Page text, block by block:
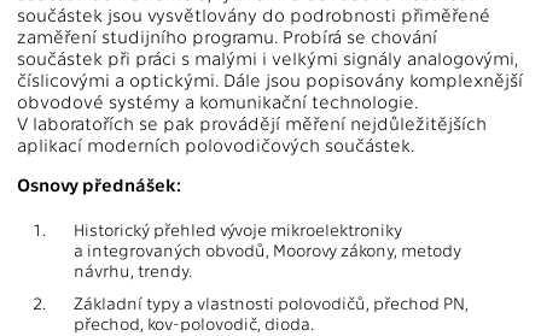
součástek jsou vysvětlovány do podrobnosti přiměřené
zaměření studijního programu. Probírá se chování
součástek při práci s malými i velkými signály analogovými,
číslicovými a optickými. Dále jsou popisovány komplexnější
obvodové systémy a komunikační technologie.
V laboratořích se pak provádějí měření nejdůležitějších
aplikací moderních polovodičových součástek.
Osnovy přednášek:
1.
Historický přehled vývoje mikroelektroniky
a integrovaných obvodů, Moorovy zákony, metody
návrhu, trendy.
2.
Základní typy a vlastnosti polovodičů, přechod PN,
přechod, kov-polovodič, dioda.